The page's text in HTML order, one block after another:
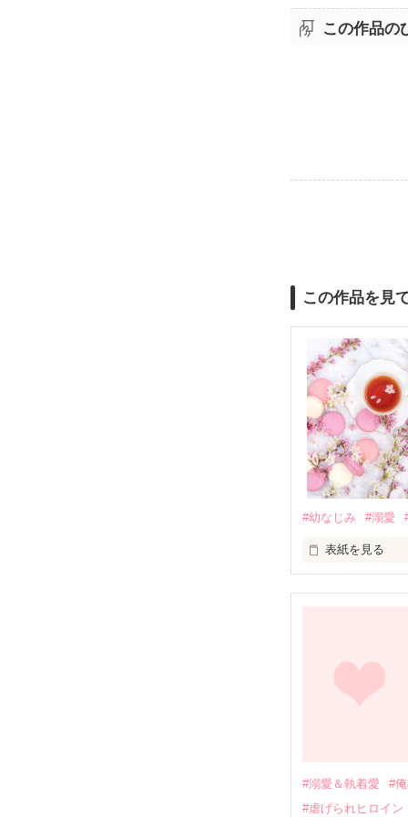
この作品の
この作品を見
#幼なじみ #溺愛
表紙を見る
関係修復もで
引っ越すこと
そして、ひょ
酔った勢いで
#溺愛＆執着愛
#
#虐げられヒロイン